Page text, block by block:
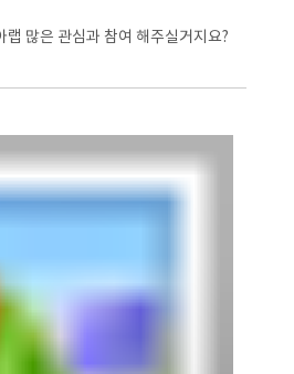
많은 관심과 참여 해주실거지요?